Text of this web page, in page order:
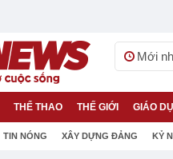
Mới
THỂ THAO THẾ GIỚI GIÁO
TIN NÓNG XÂY DỰNG ĐẢNG KỶ